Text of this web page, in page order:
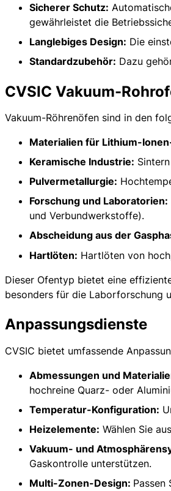
Sicherer Schutz:
gewährleistet die
Langlebiges Design: Die
Standardzubehör: Dazu
CVSIC Vakuum-
Vakuum-Röhrenöfen sind in den
Materialien für Lithium-
Keramische Industrie:
Pulvermetallurgie:
Forschung und Laboratorien:
und Verbundwerkstoffe).
Abscheidung aus der
Hartlöten: Hartlöten von
Dieser Ofentyp bietet eine
besonders für die Laborforschung
Anpassungsdienste
CVSIC bietet umfassende
Abmessungen und
hochreine Quarz- oder
Temperatur-Konfiguration:
Heizelemente: Wählen Sie
Vakuum- und
Gaskontrolle unterstützen.
Multi-Zonen-Design: Passen
Ofenkammer: Keramikfaser-Ofenkammer
Heizelement: Widerstandsdraht, SiC-
Abmessungen: Anpassbare
Vakuum- und Atmosphärensystem:
Anwendungsprozesse: Sintern, Löten,
Dienstleistungen: OEM, ODM,